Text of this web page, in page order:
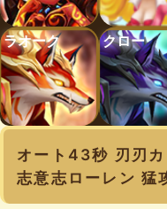
ラオーク クロー
オート43秒 刃刃
志意志ローレン 猛